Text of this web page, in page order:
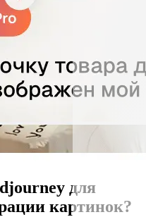
для
картинок?